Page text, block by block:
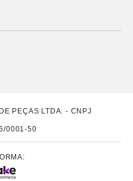
PEÇAS LTDA. - CNPJ
0001-50